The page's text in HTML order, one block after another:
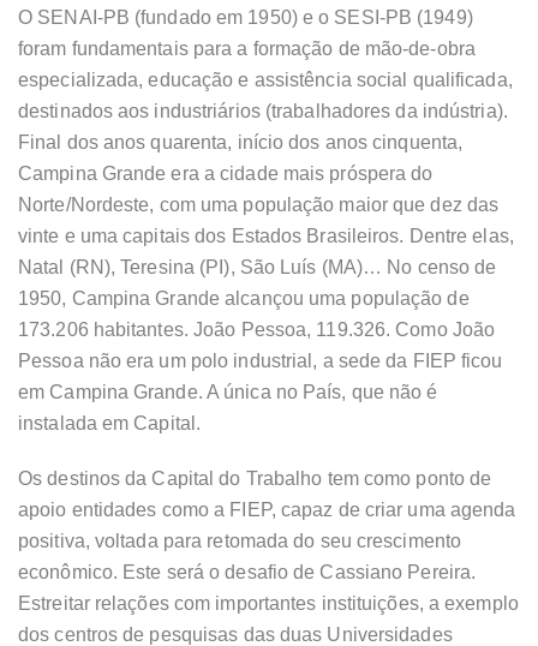
O SENAI-PB (fundado em 1950) e o SESI-PB (1949)
foram fundamentais para a formação de mão-de-obra
especializada, educação e assistência social qualificada,
destinados aos industriários (trabalhadores da indústria).
Final dos anos quarenta, início dos anos cinquenta,
Campina Grande era a cidade mais próspera do
Norte/Nordeste, com uma população maior que dez das
vinte e uma capitais dos Estados Brasileiros. Dentre elas,
Natal (RN), Teresina (PI), São Luís (MA)… No censo de
1950, Campina Grande alcançou uma população de
173.206 habitantes. João Pessoa, 119.326. Como João
Pessoa não era um polo industrial, a sede da FIEP ficou
em Campina Grande. A única no País, que não é
instalada em Capital.
Os destinos da Capital do Trabalho tem como ponto de
apoio entidades como a FIEP, capaz de criar uma agenda
positiva, voltada para retomada do seu crescimento
econômico. Este será o desafio de Cassiano Pereira.
Estreitar relações com importantes instituições, a exemplo
dos centros de pesquisas das duas Universidades